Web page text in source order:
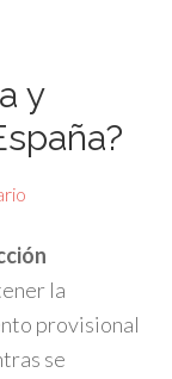
y
la
provisional
se